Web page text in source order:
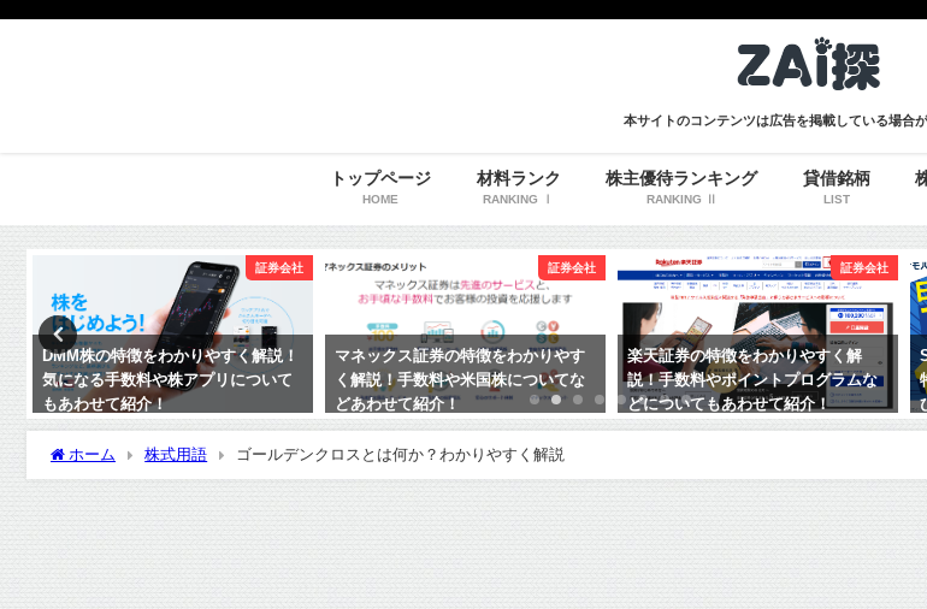
本サイトのコンテンツは広告を掲載している場合が
トップページ
HOME
材料ランク
RANKING Ⅰ
株主優待ランキング
RANKING Ⅱ
貸借銘柄
LIST
証券会社
DMM株の特徴をわかりやすく解説！
気になる手数料や株アプリについて
もあわせて紹介！
証券会社
マネックス証券の特徴をわかりやす
く解説！手数料や米国株についてな
どあわせて紹介！
証券会社
楽天証券の特徴をわかりやすく解
説！手数料やポイントプログラムな
どについてもあわせて紹介！
ホーム 株式用語 ゴールデンクロスとは何か？わかりやすく解説